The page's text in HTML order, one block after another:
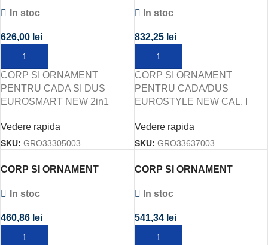
EUROSMART NEW 2in1
In stoc
626,00 lei
ADAUGĂ ÎN COȘ
CORP SI ORNAMENT
PENTRU CADA SI DUS
EUROSMART NEW 2in1
Vedere rapida
SKU: GRO33305003
EUROSTYLE NEW CAL. I
In stoc
832,25 lei
ADAUGĂ ÎN COȘ
CORP SI ORNAMENT
PENTRU CADA/DUS
EUROSTYLE NEW CAL. I
Vedere rapida
SKU: GRO33637003
CORP SI ORNAMENT
NEWIn stoc
460,86 lei
ADAUGĂ ÎN COȘ
CORP SI ORNAMENT
NEWIn stoc
541,34 lei
ADAUGĂ ÎN COȘ